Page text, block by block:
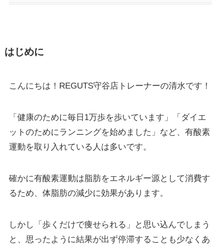
はじめに
こんにちは！REGUTS守谷店トレーナーの清水です！
「健康のために毎日1万歩を歩いています」「ダイエ
ットのためにランニングを始めました」など、有酸素
運動を取り入れている人は多いです。
確かに有酸素運動は脂肪をエネルギー源として消費す
るため、体脂肪の減少に効果があります。
しかし「歩くだけで痩せられる」と思い込んでしまう
と、思ったように結果が出ず停滞することも少なくあ